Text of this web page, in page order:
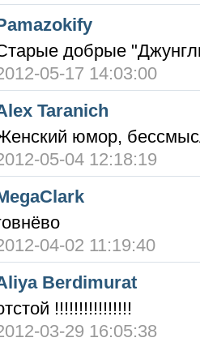
добрые
05-17 14:03:00
Taranich
юмор,
05-04 12:18:19
04-02 11:19:40
Berdimurat
!!!!!!!!!!!!!!!!
03-29 16:05:38